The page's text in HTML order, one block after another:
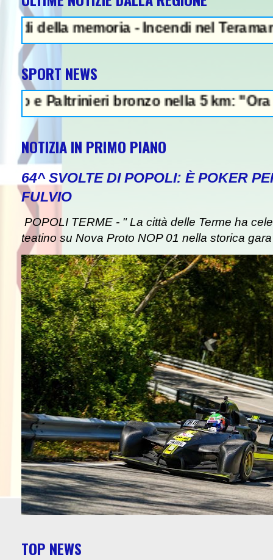
memoria - Incendi nel Teramano,
SPORT NEWS
bronzo nella 5 km: "Ora ci
NOTIZIA IN PRIMO PIANO
64^ SVOLTE DI POPOLI: È POKER
FULVIO
POPOLI TERME - " La città delle Terme ha
teatino su Nova Proto NOP 01 nella storica gara
TOP NEWS
NEWS IN